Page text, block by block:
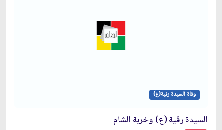
وفاة السيدة رقية(ع)
السيدة رقية (ع) وخربة الشام